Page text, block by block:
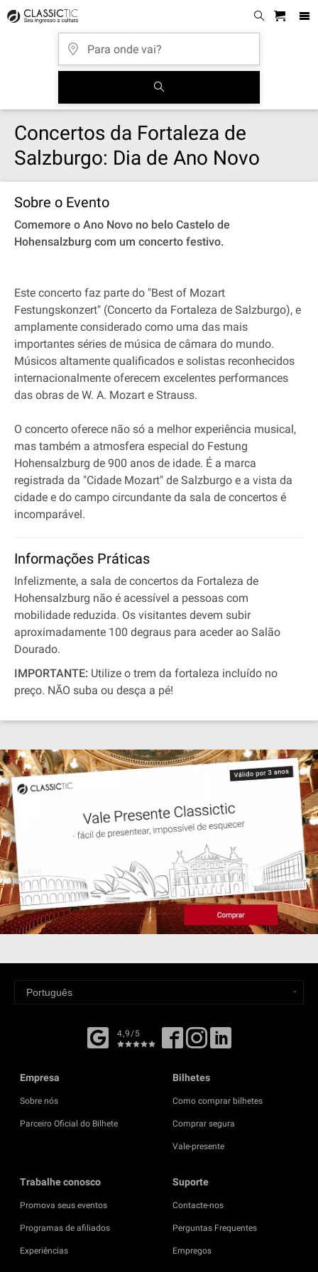
Concertos da Fortaleza de
Salzburgo: Dia de Ano Novo
Sobre o Evento
Comemore o Ano Novo no belo Castelo de
Hohensalzburg com um concerto festivo.
Este concerto faz parte do "Best of Mozart
Festungskonzert" (Concerto da Fortaleza de Salzburgo), e
amplamente considerado como uma das mais
importantes séries de música de câmara do mundo.
Músicos altamente qualificados e solistas reconhecidos
internacionalmente oferecem excelentes performances
das obras de W. A. Mozart e Strauss.
O concerto oferece não só a melhor experiência musical,
mas também a atmosfera especial do Festung
Hohensalzburg de 900 anos de idade. É a marca
registrada da "Cidade Mozart" de Salzburgo e a vista da
cidade e do campo circundante da sala de concertos é
incomparável.
Informações Práticas
Infelizmente, a sala de concertos da Fortaleza de
Hohensalzburg não é acessível a pessoas com
mobilidade reduzida. Os visitantes devem subir
aproximadamente 100 degraus para aceder ao Salão
Dourado.
IMPORTANTE: Utilize o trem da fortaleza incluído no
preço. NÃO suba ou desça a pé!
4,9/5
Empresa
Sobre nós
Parceiro Oficial do Bilhete
Bilhetes
Como comprar bilhetes
Comprar segura
Vale-presente
Trabalhe conosco
Promova seus eventos
Programas de afiliados
Experiências
Suporte
Contacte-nos
Perguntas Frequentes
Empregos